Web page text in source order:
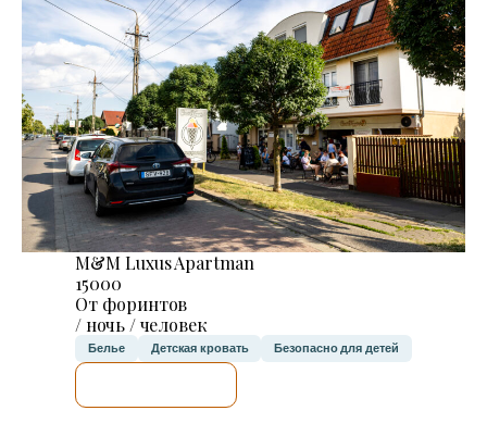
M&M Luxus Apartman
15000
От форинтов
/ ночь / человек
Белье Детская кровать Безопасно для детей